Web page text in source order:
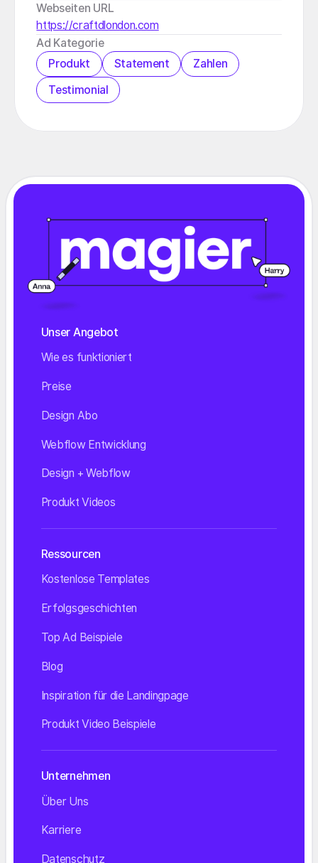
Webseiten URL
https://craftdlondon.com
Ad Kategorie
Produkt
Statement
Zahlen
Testimonial
Unser Angebot
Wie es funktioniert
Preise
Design Abo
Webflow Entwicklung
Design + Webflow
Produkt Videos
Ressourcen
Kostenlose Templates
Erfolgsgeschichten
Top Ad Beispiele
Blog
Inspiration für die Landingpage
Produkt Video Beispiele
Unternehmen
Über Uns
Karriere
Datenschutz